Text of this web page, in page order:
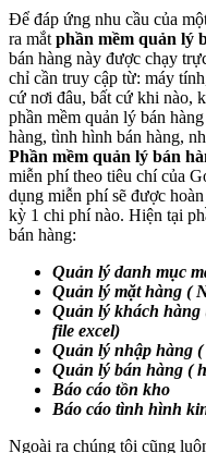
Để đáp ứng nhu cầu của
ra mắt phần mềm quản lý
bán hàng này được chạy
chỉ cần truy cập từ: máy
cứ nơi đâu, bất cứ khi nào,
phần mềm quản lý bán
hàng, tình hình bán hàng,
Phần mềm quản lý bán
miễn phí theo tiêu chí của
dụng miễn phí sẽ được
kỳ 1 chi phí nào. Hiện tại
bán hàng:
Quản lý danh mục
Quản lý mặt hàng (
Quản lý khách hàng
file excel)
Quản lý nhập hàng
Quản lý bán hàng (
Báo cáo tồn kho
Báo cáo tình hình
Ngoài ra chúng tôi cũng